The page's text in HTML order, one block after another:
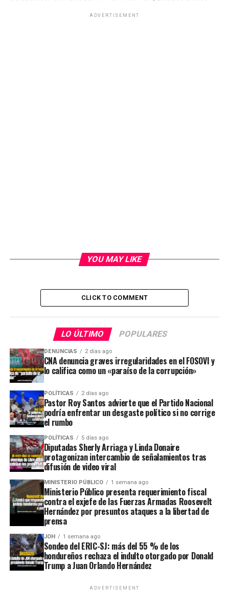
ADVERTISEMENT
YOU MAY LIKE
CLICK TO COMMENT
LO ÚLTIMO POPULARES
DENUNCIAS 2 días ago
CNA denuncia graves irregularidades en el FOSOVI y
lo califica como un «paraíso de la corrupción»
POLÍTICAS 2 días ago
Pastor Roy Santos advierte que el Partido Nacional
podría enfrentar un desgaste político si no corrige
el rumbo
POLÍTICAS 5 días ago
Diputadas Sherly Arriaga y Linda Donaire
protagonizan intercambio de señalamientos tras
difusión de video viral
MINISTERIO PÚBLICO 1 semana ago
Ministerio Público presenta requerimiento fiscal
contra el exjefe de las Fuerzas Armadas Roosevelt
Hernández por presuntos ataques a la libertad de
prensa
JOH 1 semana ago
Sondeo del ERIC-SJ: más del 55 % de los
hondureños rechaza el indulto otorgado por Donald
Trump a Juan Orlando Hernández
ADVERTISEMENT